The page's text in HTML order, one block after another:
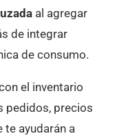
al agregar
de integrar
de consumo.
el inventario
pedidos, precios
ayudarán a